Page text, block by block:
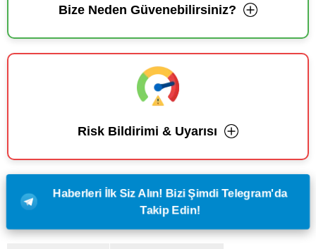
Bize Neden Güvenebilirsiniz?
Risk Bildirimi & Uyarısı
Haberleri İlk Siz Alın! Bizi Şimdi Telegram'da
Takip Edin!